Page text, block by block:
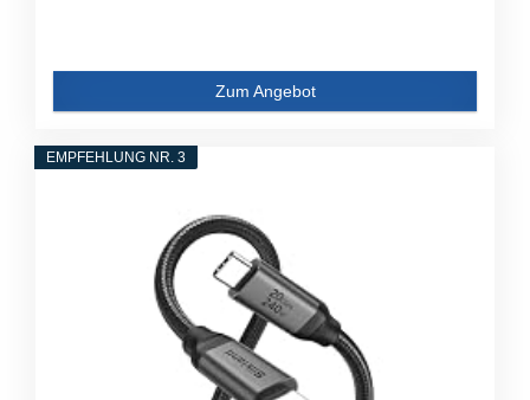
Zum Angebot
EMPFEHLUNG NR. 3